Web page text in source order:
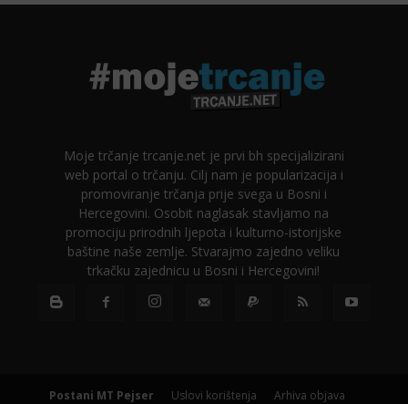
Moje trčanje trcanje.net je prvi bh specijalizirani
web portal o trčanju. Cilj nam je popularizacija i
promoviranje trčanja prije svega u Bosni i
Hercegovini. Osobit naglasak stavljamo na
promociju prirodnih ljepota i kulturno-istorijske
baštine naše zemlje. Stvarajmo zajedno veliku
trkačku zajednicu u Bosni i Hercegovini!
Postani MT Pejser Uslovi korištenja Arhiva objava